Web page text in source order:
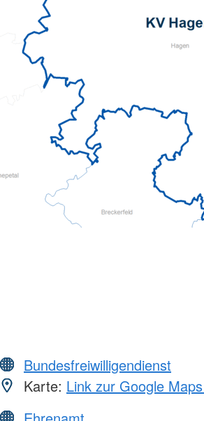
Bundesfreiwilligendienst
Karte: Link zur Google